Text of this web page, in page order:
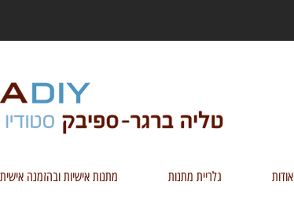
אודות גלריית מתנות מתנות אישיות ובהזמנה אישית